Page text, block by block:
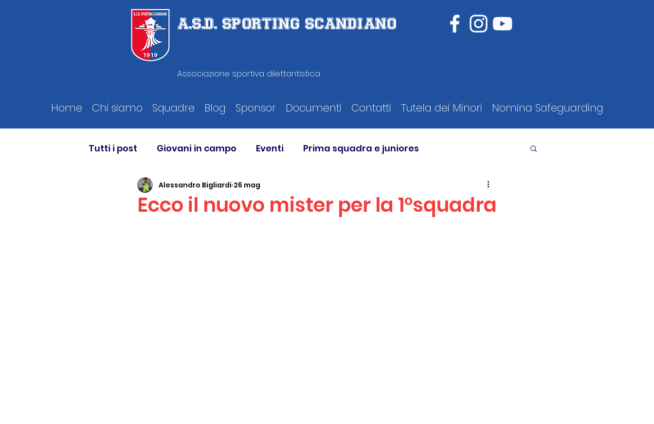
A.S.D. SPORTING SCANDIANO
Associazione sportiva dilettantistica
Home Chi siamo Squadre Blog Sponsor Documenti Contatti Tutela dei Minori Nomina Safeguarding
Tutti i post Giovani in campo Eventi Prima squadra e juniores
Ecco il nuovo mister per la 1°squadra
Alessandro Bigliardi 26 mag